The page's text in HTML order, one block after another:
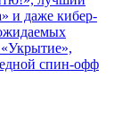
и даже кибер-
спин-офф